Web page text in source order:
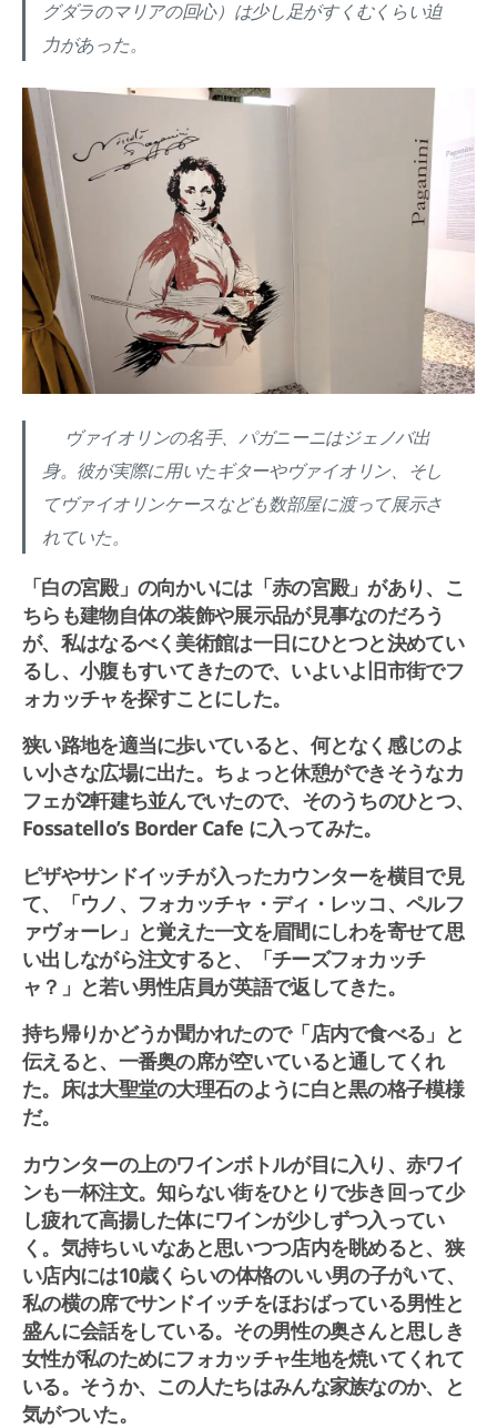
グダラのマリアの回心）は少し足がすくむくらい迫
力があった。
ヴァイオリンの名手、パガニーニはジェノバ出
身。彼が実際に用いたギターやヴァイオリン、そし
てヴァイオリンケースなども数部屋に渡って展示さ
れていた。
「白の宮殿」の向かいには「赤の宮殿」があり、こ
ちらも建物自体の装飾や展示品が見事なのだろう
が、私はなるべく美術館は一日にひとつと決めてい
るし、小腹もすいてきたので、いよいよ旧市街でフ
ォカッチャを探すことにした。
狭い路地を適当に歩いていると、何となく感じのよ
い小さな広場に出た。ちょっと休憩ができそうなカ
フェが2軒建ち並んでいたので、そのうちのひとつ、
Fossatello’s Border Cafe に入ってみた。
ピザやサンドイッチが入ったカウンターを横目で見
て、「ウノ、フォカッチャ・ディ・レッコ、ペルフ
ァヴォーレ」と覚えた一文を眉間にしわを寄せて思
い出しながら注文すると、「チーズフォカッチ
ャ？」と若い男性店員が英語で返してきた。
持ち帰りかどうか聞かれたので「店内で食べる」と
伝えると、一番奥の席が空いていると通してくれ
た。床は大聖堂の大理石のように白と黒の格子模様
だ。
カウンターの上のワインボトルが目に入り、赤ワイ
ンも一杯注文。知らない街をひとりで歩き回って少
し疲れて高揚した体にワインが少しずつ入ってい
く。気持ちいいなあと思いつつ店内を眺めると、狭
い店内には10歳くらいの体格のいい男の子がいて、
私の横の席でサンドイッチをほおばっている男性と
盛んに会話をしている。その男性の奥さんと思しき
女性が私のためにフォカッチャ生地を焼いてくれて
いる。そうか、この人たちはみんな家族なのか、と
気がついた。